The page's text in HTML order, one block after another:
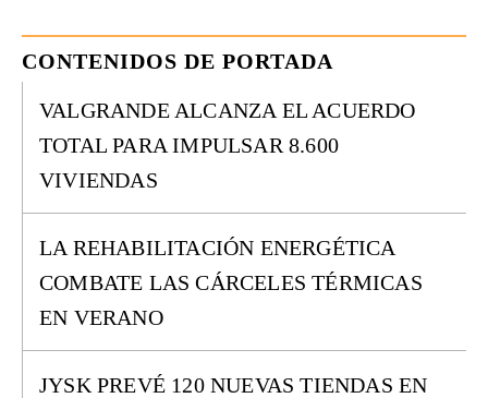
CONTENIDOS DE PORTADA
VALGRANDE ALCANZA EL ACUERDO
TOTAL PARA IMPULSAR 8.600
VIVIENDAS
LA REHABILITACIÓN ENERGÉTICA
COMBATE LAS CÁRCELES TÉRMICAS
EN VERANO
JYSK PREVÉ 120 NUEVAS TIENDAS EN